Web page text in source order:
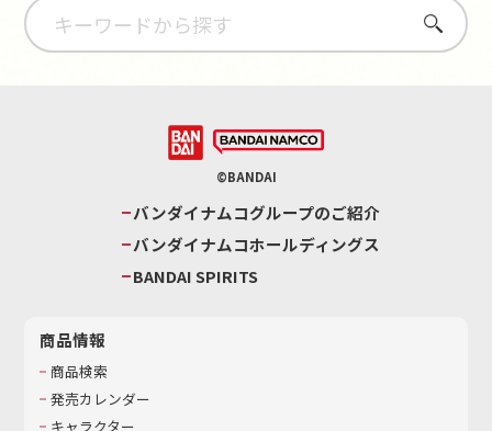
さがす
©BANDAI
バンダイナムコグループのご紹介
バンダイナムコホールディングス
BANDAI SPIRITS
商品情報
商品検索
発売カレンダー
キャラクター